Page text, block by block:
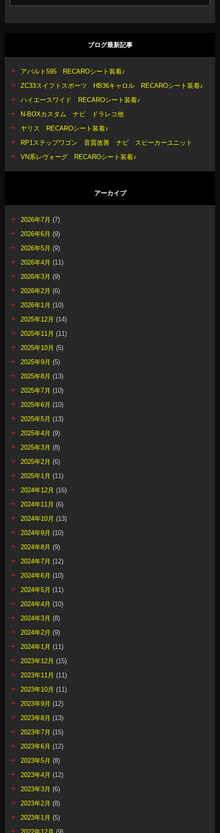
ブログ最新記事
アバルト595 RECAROシート装着♪
ZC33スイフトスポーツ HB36キャロル RECAROシート装着♪
ハイエースワイド RECAROシート装着♪
N-BOXカスタム ナビ ドラレコ他
ヤリス RECAROシート装着♪
RP1ステップワゴン 音質改善 ナビ スピーカーユニット
VN系レヴォーグ RECAROシート装着♪
アーカイブ
2026年7月 (7)
2026年6月 (9)
2026年5月 (9)
2026年4月 (11)
2026年3月 (9)
2026年2月 (6)
2026年1月 (10)
2025年12月 (14)
2025年11月 (11)
2025年10月 (5)
2025年9月 (5)
2025年8月 (13)
2025年7月 (10)
2025年6月 (10)
2025年5月 (13)
2025年4月 (9)
2025年3月 (8)
2025年2月 (6)
2025年1月 (11)
2024年12月 (16)
2024年11月 (6)
2024年10月 (13)
2024年9月 (10)
2024年8月 (9)
2024年7月 (12)
2024年6月 (10)
2024年5月 (11)
2024年4月 (10)
2024年3月 (8)
2024年2月 (9)
2024年1月 (11)
2023年12月 (15)
2023年11月 (11)
2023年10月 (11)
2023年9月 (12)
2023年8月 (13)
2023年7月 (15)
2023年6月 (12)
2023年5月 (8)
2023年4月 (12)
2023年3月 (6)
2023年2月 (8)
2023年1月 (5)